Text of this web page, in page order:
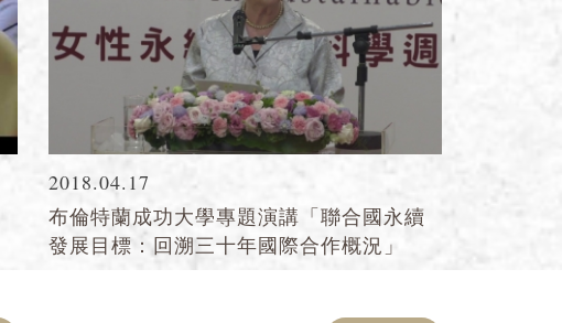
2018.04.17
布倫特蘭成功大學專題演講「聯合國永續
發展目標：回溯三十年國際合作概況」